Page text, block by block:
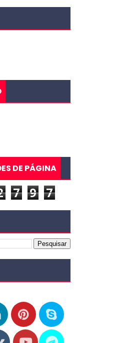
DE PÁGINA
7 9 7